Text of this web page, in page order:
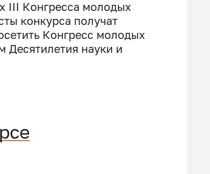
III Конгресса молодых
конкурса получат
Конгресс молодых
Десятилетия науки и